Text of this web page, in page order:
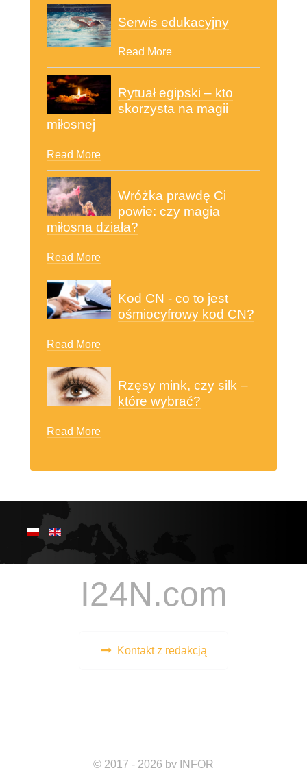
Serwis edukacyjny
Read More
Rytuał egipski – kto
skorzysta na magii
miłosnej
Read More
Wróżka prawdę Ci
powie: czy magia
miłosna działa?
Read More
Kod CN - co to jest
ośmiocyfrowy kod CN?
Read More
Rzęsy mink, czy silk –
które wybrać?
Read More
I24N.com
Kontakt z redakcją
© 2017 - 2026 by INFOR